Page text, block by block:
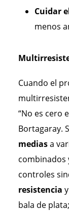
Cuidar
menos
Cuando el
“No es cero
Bortagaray.
mediasa
combinados
controles
resistencia
bala de